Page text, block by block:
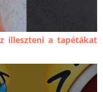
illeszteni a tapétákat